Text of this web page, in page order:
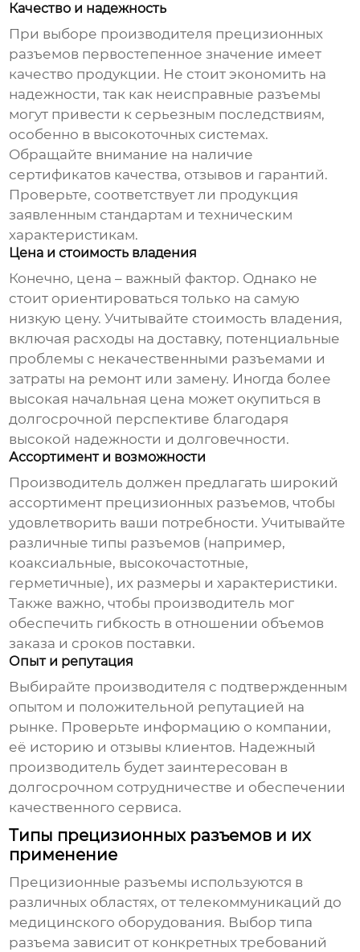
Качество и надежность
При выборе производителя прецизионных
разъемов первостепенное значение имеет
качество продукции. Не стоит экономить на
надежности, так как неисправные разъемы
могут привести к серьезным последствиям,
особенно в высокоточных системах.
Обращайте внимание на наличие
сертификатов качества, отзывов и гарантий.
Проверьте, соответствует ли продукция
заявленным стандартам и техническим
характеристикам.
Цена и стоимость владения
Конечно, цена – важный фактор. Однако не
стоит ориентироваться только на самую
низкую цену. Учитывайте стоимость владения,
включая расходы на доставку, потенциальные
проблемы с некачественными разъемами и
затраты на ремонт или замену. Иногда более
высокая начальная цена может окупиться в
долгосрочной перспективе благодаря
высокой надежности и долговечности.
Ассортимент и возможности
Производитель должен предлагать широкий
ассортимент прецизионных разъемов, чтобы
удовлетворить ваши потребности. Учитывайте
различные типы разъемов (например,
коаксиальные, высокочастотные,
герметичные), их размеры и характеристики.
Также важно, чтобы производитель мог
обеспечить гибкость в отношении объемов
заказа и сроков поставки.
Опыт и репутация
Выбирайте производителя с подтвержденным
опытом и положительной репутацией на
рынке. Проверьте информацию о компании,
её историю и отзывы клиентов. Надежный
производитель будет заинтересован в
долгосрочном сотрудничестве и обеспечении
качественного сервиса.
Типы прецизионных разъемов и их
применение
Прецизионные разъемы используются в
различных областях, от телекоммуникаций до
медицинского оборудования. Выбор типа
разъема зависит от конкретных требований